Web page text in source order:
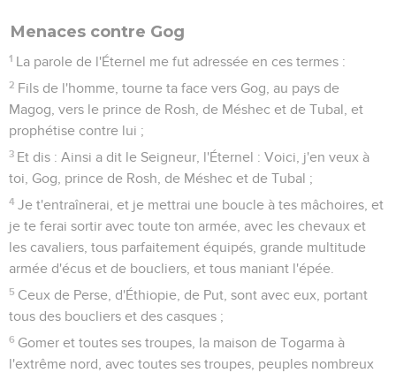
Menaces contre Gog
1 La parole de l'Éternel me fut adressée en ces termes :
2 Fils de l'homme, tourne ta face vers Gog, au pays de
Magog, vers le prince de Rosh, de Méshec et de Tubal, et
prophétise contre lui ;
3 Et dis : Ainsi a dit le Seigneur, l'Éternel : Voici, j'en veux à
toi, Gog, prince de Rosh, de Méshec et de Tubal ;
4 Je t'entraînerai, et je mettrai une boucle à tes mâchoires, et
je te ferai sortir avec toute ton armée, avec les chevaux et
les cavaliers, tous parfaitement équipés, grande multitude
armée d'écus et de boucliers, et tous maniant l'épée.
5 Ceux de Perse, d'Éthiopie, de Put, sont avec eux, portant
tous des boucliers et des casques ;
6 Gomer et toutes ses troupes, la maison de Togarma à
l'extrême nord, avec toutes ses troupes, peuples nombreux